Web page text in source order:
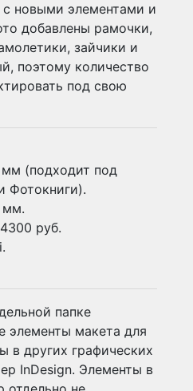
новыми элементами и
добавлены рамочки,
зайчики и
поэтому количество
под свою
(подходит под
Фотокниги).
мм.
руб.
папке
элементы макета для
в других графических
InDesign. Элементы в